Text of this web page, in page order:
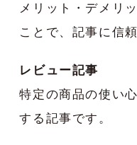
メリット・デメリ
ことで、記事に信
レビュー記事
特定の商品の使い
する記事です。